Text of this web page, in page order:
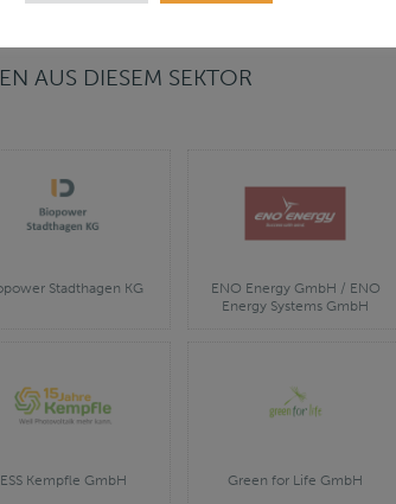
AUS DIESEM SEKTOR
Stadthagen KG
ENO Energy GmbH / ENO
Energy Systems GmbH
ESS Kempfle GmbH Green for Life GmbH